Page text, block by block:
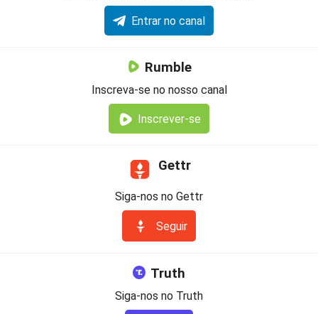
Entrar no canal
Rumble
Inscreva-se no nosso canal
Inscrever-se
Gettr
Siga-nos no Gettr
Seguir
Truth
Siga-nos no Truth